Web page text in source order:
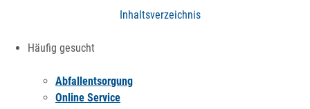
Inhaltsverzeichnis
Häufig gesucht
Abfallentsorgung
Online Service